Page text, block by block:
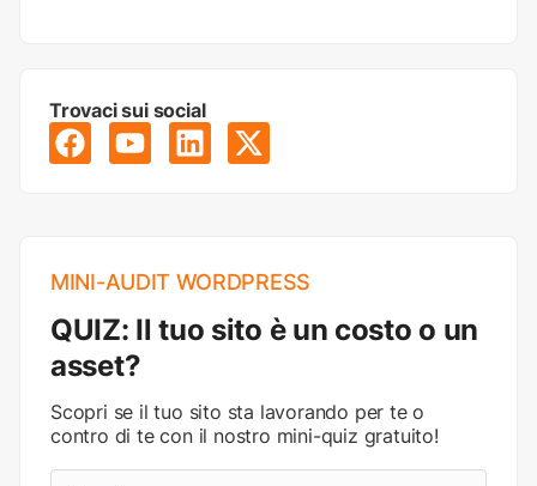
Trovaci sui social
MINI-AUDIT WORDPRESS
QUIZ: Il tuo sito è un costo o un
asset?
Scopri se il tuo sito sta lavorando per te o
contro di te con il nostro mini-quiz gratuito!